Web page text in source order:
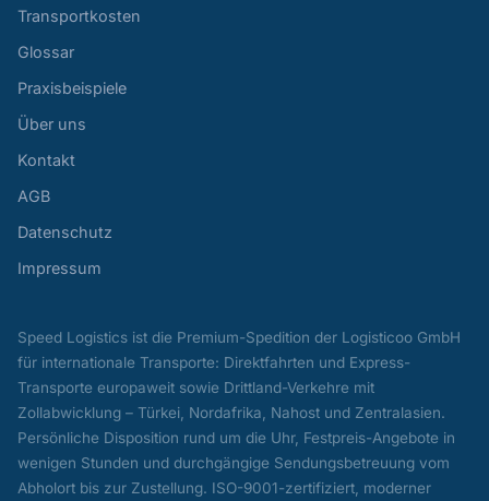
Transportkosten
Glossar
Praxisbeispiele
Über uns
Kontakt
AGB
Datenschutz
Impressum
Speed Logistics ist die Premium-Spedition der Logisticoo GmbH
für internationale Transporte: Direktfahrten und Express-
Transporte europaweit sowie Drittland-Verkehre mit
Zollabwicklung – Türkei, Nordafrika, Nahost und Zentralasien.
Persönliche Disposition rund um die Uhr, Festpreis-Angebote in
wenigen Stunden und durchgängige Sendungsbetreuung vom
Abholort bis zur Zustellung. ISO-9001-zertifiziert, moderner